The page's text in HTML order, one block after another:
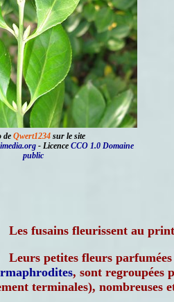
de Qwert1234 sur le site
- Licence CCO 1.0 Domaine
public
Les fusains fleurissent au
Leurs petites fleurs
, sont regroupées
terminales), nombreuses